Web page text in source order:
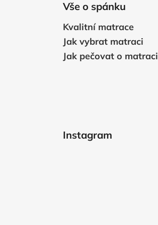
Vše o spánku
Kvalitní matrace
Jak vybrat matraci
Jak pečovat o matraci
Instagram